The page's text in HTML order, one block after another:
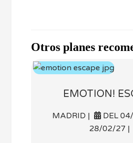
Otros planes
EMOTION!
MADRID |
DEL
28/02/27 |